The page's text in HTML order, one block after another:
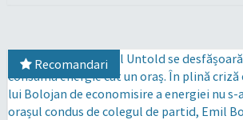
Recomandari